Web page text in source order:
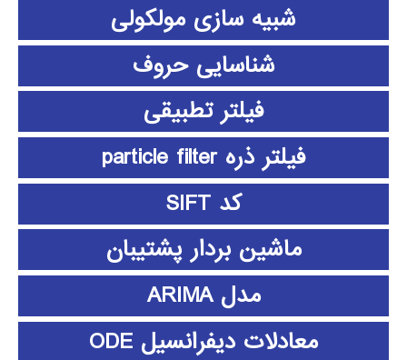
شبیه سازی مولکولی
شناسایی حروف
فیلتر تطبیقی
فیلتر ذره particle filter
کد SIFT
ماشین بردار پشتیبان
مدل ARIMA
معادلات دیفرانسیل ODE